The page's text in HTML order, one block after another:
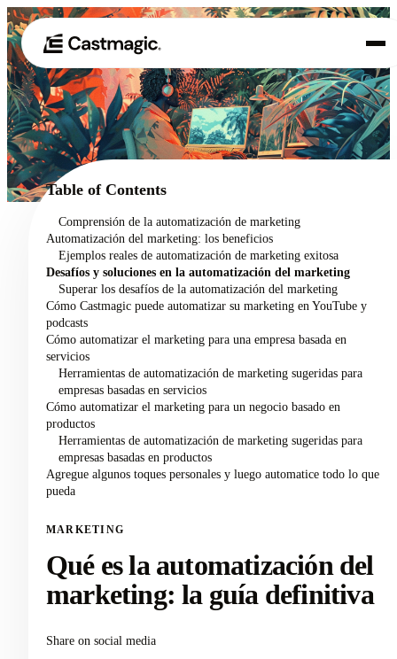
01 Producto
02 Casos de uso
Precios
Acerca de nosotros
Table of Contents
Comprensión de la automatización de marketing
Automatización del marketing: los beneficios
Ejemplos reales de automatización de marketing exitosa
Desafíos y soluciones en la automatización del marketing
Superar los desafíos de la automatización del marketing
Cómo Castmagic puede automatizar su marketing en YouTube y
podcasts
Cómo automatizar el marketing para una empresa basada en
servicios
Herramientas de automatización de marketing sugeridas para
empresas basadas en servicios
Cómo automatizar el marketing para un negocio basado en
productos
Herramientas de automatización de marketing sugeridas para
empresas basadas en productos
Agregue algunos toques personales y luego automatice todo lo que
pueda
MARKETING
Qué es la automatización del
marketing: la guía definitiva
Share on social media